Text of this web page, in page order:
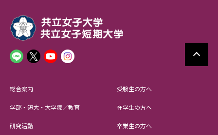
総合案内
学部・短大・大学院／教育
研究活動
受験生の方へ
在学生の方へ
卒業生の方へ